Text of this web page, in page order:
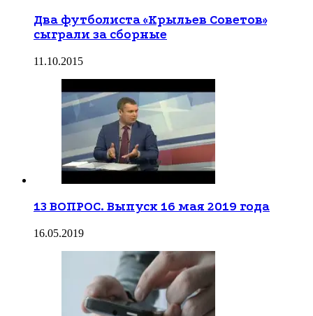
Два футболиста «Крыльев Советов»
сыграли за сборные
11.10.2015
13 ВОПРОС. Выпуск 16 мая 2019 года
16.05.2019